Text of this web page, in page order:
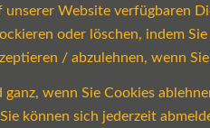
unserer Website verfügbaren
oder löschen, indem
/ abzulehnen, wenn
wenn Sie Cookies
können sich jederzeit